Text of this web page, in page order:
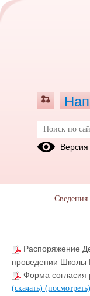
Школа
2022/2023
Места
Распоряжение
проведении Школы
Форма согласия
(скачать) (посмотреть)
Сведения